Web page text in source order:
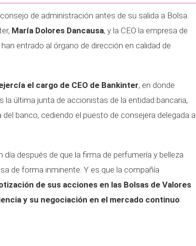
de administración antes de su salida a Bolsa.
María Dolores Dancausa, y la CEO la empresa de
han entrado al órgano de dirección en calidad de
el cargo de CEO de Bankinter, en donde
última junta de accionistas de la entidad bancaria,
banco, cediendo el puesto de consejera delegada a
después de que la firma de perfumería y belleza
de forma inminente. Y es que la compañía
de sus acciones en las Bolsas de Valores
y su negociación en el mercado continuo.